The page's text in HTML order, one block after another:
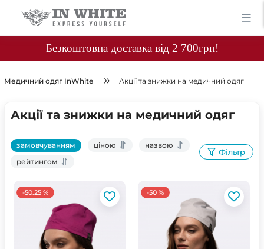
Безкоштовна доставка від 2 700грн!
Медичний одяг InWhite Акції та знижки на медичний одяг
Акції та знижки на медичний одяг
замовчуванням ціною
назвою
рейтингом
Фільтр
-50.25 % -50 %